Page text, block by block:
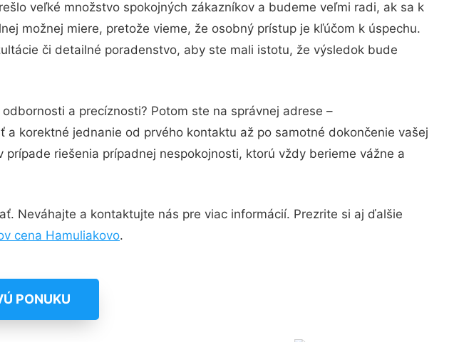
veľké množstvo spokojných zákazníkov a budeme veľmi radi, ak sa k
možnej miere, pretože vieme, že osobný prístup je kľúčom k úspechu.
či detailné poradenstvo, aby ste mali istotu, že výsledok bude
a precíznosti? Potom ste na správnej adrese –
korektné jednanie od prvého kontaktu až po samotné dokončenie vašej
riešenia prípadnej nespokojnosti, ktorú vždy berieme vážne a
Neváhajte a kontaktujte nás pre viac informácií. Prezrite si aj ďalšie
cena Hamuliakovo.
PONUKU